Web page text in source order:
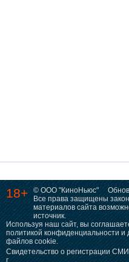
18+ © ООО "КиноНьюс"
Все права защищены
материалов сайта
источник.
Используя наш сайт, вы
политикой конфиденциальности и
файлов cookie.
Свидетельство о регистрации
г.